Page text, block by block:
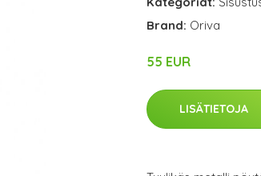
Brand: Oriva
55 EUR
LISÄTIETOJA